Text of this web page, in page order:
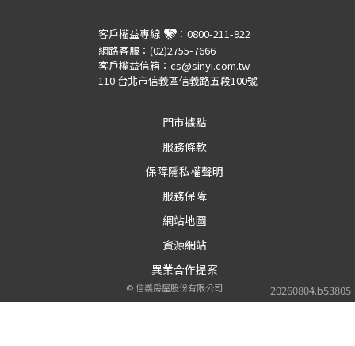
20260804.b53805
客戶權益專線 ： 0800-211-922
網路客服： (02)2755-7666
客戶權益信箱： cs@sinyi.com.tw
110 台北市信義區信義路五段100號
門市據點
服務條款
保障隱私權聲明
服務保障
網站地圖
資源網站
異業合作提案
©信義房屋股份有限公司